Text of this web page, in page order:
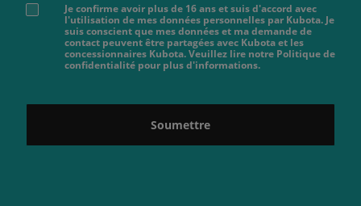
Je confirme avoir plus de 16 ans et suis d'accord avec
l'utilisation de mes données personnelles par Kubota. Je
suis conscient que mes données et ma demande de
contact peuvent être partagées avec Kubota et les
concessionnaires Kubota. Veuillez lire notre Politique de
confidentialité pour plus d'informations.
Soumettre